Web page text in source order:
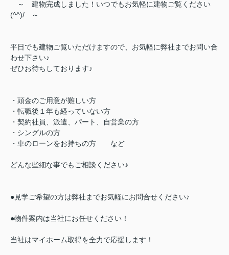
～ 建物完成しました！いつでもお気軽に建物ご覧ください
(^^)/ ～
平日でも建物ご覧いただけますので、お気軽に弊社までお問い合
わせ下さい♪
ぜひお待ちしております♪
・頭金のご用意が難しい方
・転職後１年も経っていない方
・契約社員、派遣、パート、自営業の方
・シングルの方
・車のローンをお持ちの方 など
どんな些細な事でもご相談ください♪
●見学ご希望の方は弊社までお気軽にお問合せください♪
●物件案内は当社にお任せください！
当社はマイホーム取得を全力で応援します！